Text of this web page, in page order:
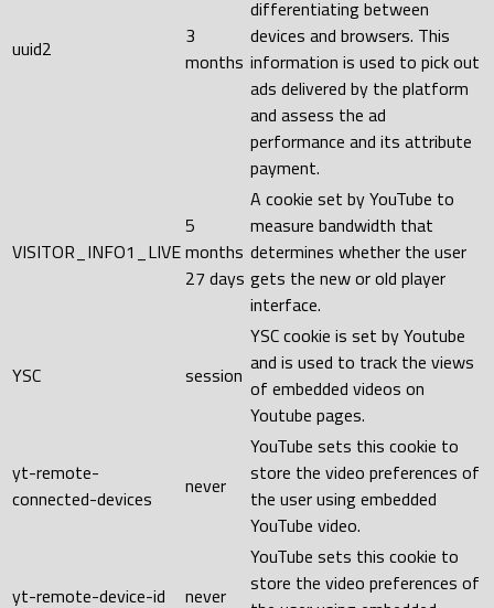
uuid2
3
months
differentiating between
devices and browsers. This
information is used to pick out
ads delivered by the platform
and assess the ad
performance and its attribute
payment.
VISITOR_INFO1_LIVE
5
months
27 days
A cookie set by YouTube to
measure bandwidth that
determines whether the user
gets the new or old player
interface.
YSC session
YSC cookie is set by Youtube
and is used to track the views
of embedded videos on
Youtube pages.
yt-remote-
connected-devices
never
YouTube sets this cookie to
store the video preferences of
the user using embedded
YouTube video.
yt-remote-device-id never
YouTube sets this cookie to
store the video preferences of